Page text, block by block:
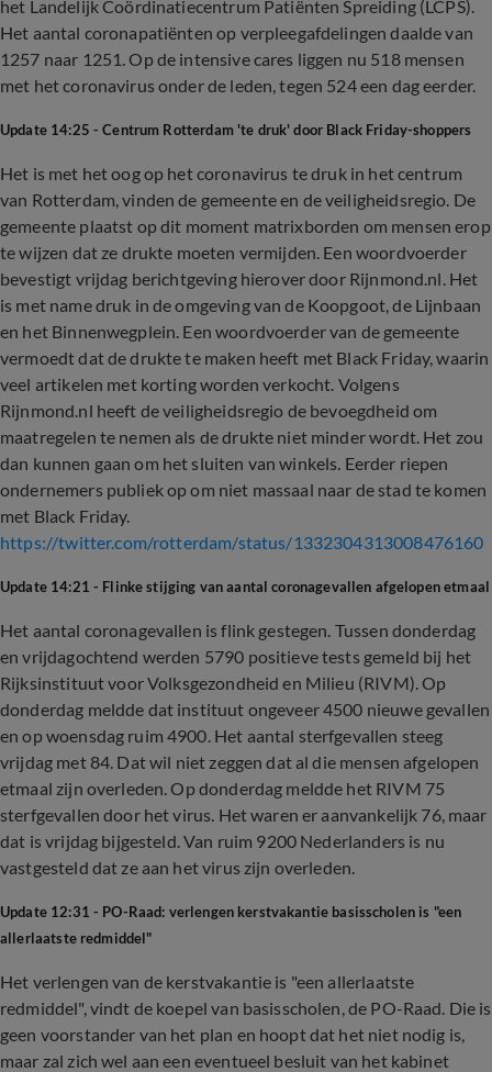
het Landelijk Coördinatiecentrum Patiënten Spreiding (LCPS).
Het aantal coronapatiënten op verpleegafdelingen daalde van
1257 naar 1251. Op de intensive cares liggen nu 518 mensen
met het coronavirus onder de leden, tegen 524 een dag eerder.
Update 14:25 - Centrum Rotterdam 'te druk' door Black Friday-shoppers
Het is met het oog op het coronavirus te druk in het centrum
van Rotterdam, vinden de gemeente en de veiligheidsregio. De
gemeente plaatst op dit moment matrixborden om mensen erop
te wijzen dat ze drukte moeten vermijden. Een woordvoerder
bevestigt vrijdag berichtgeving hierover door Rijnmond.nl. Het
is met name druk in de omgeving van de Koopgoot, de Lijnbaan
en het Binnenwegplein. Een woordvoerder van de gemeente
vermoedt dat de drukte te maken heeft met Black Friday, waarin
veel artikelen met korting worden verkocht. Volgens
Rijnmond.nl heeft de veiligheidsregio de bevoegdheid om
maatregelen te nemen als de drukte niet minder wordt. Het zou
dan kunnen gaan om het sluiten van winkels. Eerder riepen
ondernemers publiek op om niet massaal naar de stad te komen
met Black Friday.
https://twitter.com/rotterdam/status/1332304313008476160
Update 14:21 - Flinke stijging van aantal coronagevallen afgelopen etmaal
Het aantal coronagevallen is flink gestegen. Tussen donderdag
en vrijdagochtend werden 5790 positieve tests gemeld bij het
Rijksinstituut voor Volksgezondheid en Milieu (RIVM). Op
donderdag meldde dat instituut ongeveer 4500 nieuwe gevallen
en op woensdag ruim 4900. Het aantal sterfgevallen steeg
vrijdag met 84. Dat wil niet zeggen dat al die mensen afgelopen
etmaal zijn overleden. Op donderdag meldde het RIVM 75
sterfgevallen door het virus. Het waren er aanvankelijk 76, maar
dat is vrijdag bijgesteld. Van ruim 9200 Nederlanders is nu
vastgesteld dat ze aan het virus zijn overleden.
Update 12:31 - PO-Raad: verlengen kerstvakantie basisscholen is "een
allerlaatste redmiddel"
Het verlengen van de kerstvakantie is "een allerlaatste
redmiddel", vindt de koepel van basisscholen, de PO-Raad. Die is
geen voorstander van het plan en hoopt dat het niet nodig is,
maar zal zich wel aan een eventueel besluit van het kabinet